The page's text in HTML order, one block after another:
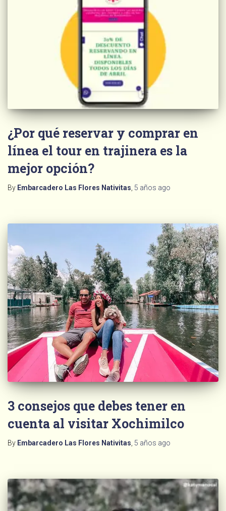
¿Por qué reservar y comprar en
línea el tour en trajinera es la
mejor opción?
By Embarcadero Las Flores Nativitas 5 años ago
3 consejos que debes tener en
cuenta al visitar Xochimilco
By Embarcadero Las Flores Nativitas 5 años ago